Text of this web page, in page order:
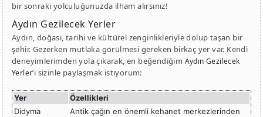
bir sonraki yolculuğunuzda ilham alırsınız!
Aydın Gezilecek Yerler
Aydın, doğası, tarihi ve kültürel zenginlikleriyle dolup taşan bir
şehir. Gezerken mutlaka görülmesi gereken birkaç yer var. Kendi
deneyimlerimden yola çıkarak, en beğendiğim Aydın Gezilecek
Yerler’i sizinle paylaşmak istiyorum:
Yer
Özellikleri
Didyma
Antik çağın en önemli kehanet merkezlerinden